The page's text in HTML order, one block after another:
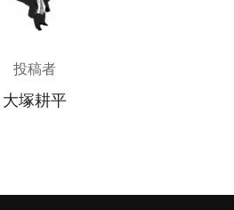
投稿者
大塚耕平